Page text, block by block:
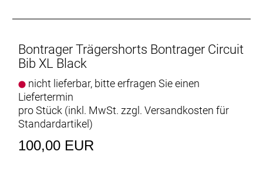
Bontrager Trägershorts Bontrager Circuit
Bib XL Black
nicht lieferbar, bitte erfragen Sie einen
Liefertermin
pro Stück (inkl. MwSt. zzgl. Versandkosten für
Standardartikel)
100,00 EUR